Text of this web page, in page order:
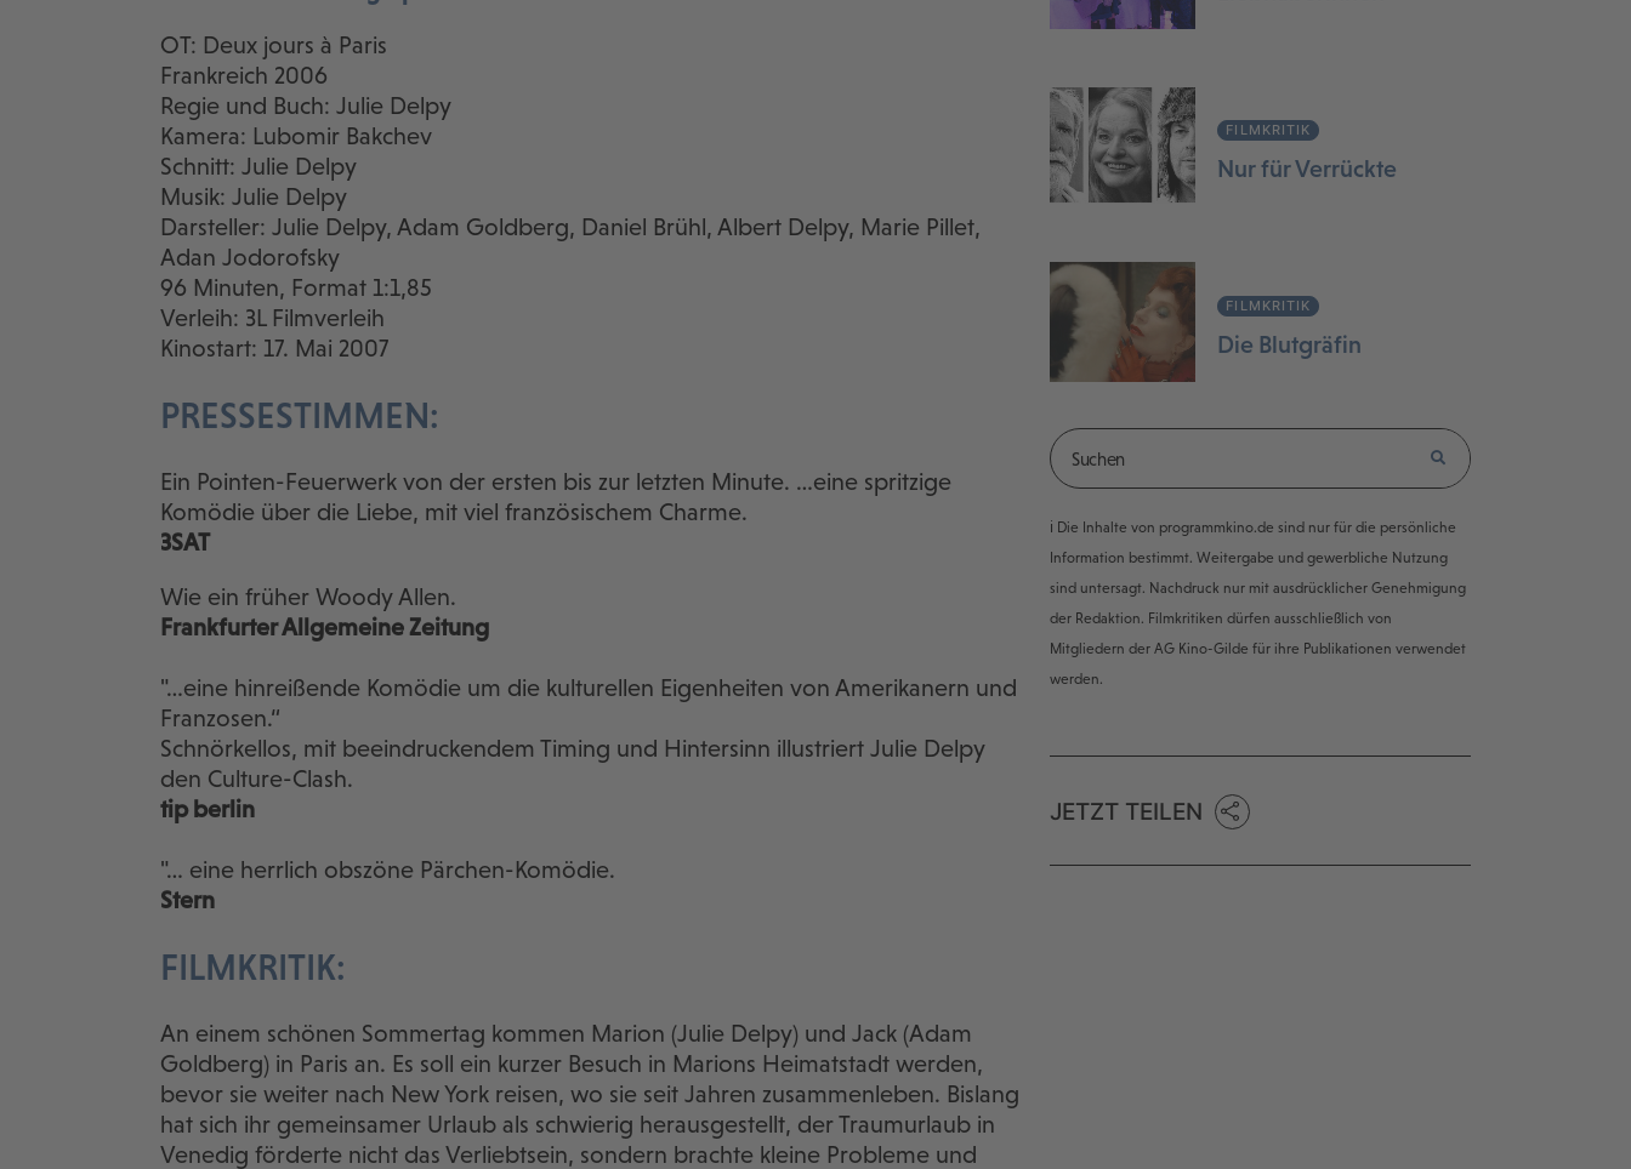
OT: Deux jours à Paris
Frankreich 2006
Regie und Buch: Julie Delpy
Kamera: Lubomir Bakchev
Schnitt: Julie Delpy
Musik: Julie Delpy
Darsteller: Julie Delpy, Adam Goldberg, Daniel Brühl, Albert Delpy, Marie Pillet,
Adan Jodorofsky
96 Minuten, Format 1:1,85
Verleih: 3L Filmverleih
Kinostart: 17. Mai 2007
PRESSESTIMMEN:
Ein Pointen-Feuerwerk von der ersten bis zur letzten Minute. …eine spritzige
Komödie über die Liebe, mit viel französischem Charme.
3SAT
Wie ein früher Woody Allen.
Frankfurter Allgemeine Zeitung
"…eine hinreißende Komödie um die kulturellen Eigenheiten von Amerikanern und
Franzosen.“
Schnörkellos, mit beeindruckendem Timing und Hintersinn illustriert Julie Delpy
den Culture-Clash.
tip berlin
"… eine herrlich obszöne Pärchen-Komödie.
Stern
FILMKRITIK:
An einem schönen Sommertag kommen Marion (Julie Delpy) und Jack (Adam
Goldberg) in Paris an. Es soll ein kurzer Besuch in Marions Heimatstadt werden,
bevor sie weiter nach New York reisen, wo sie seit Jahren zusammenleben. Bislang
hat sich ihr gemeinsamer Urlaub als schwierig herausgestellt, der Traumurlaub in
Venedig förderte nicht das Verliebtsein, sondern brachte kleine Probleme und
FILMKRITIK
Nur für Verrückte
FILMKRITIK
Die Blutgräfin
ℹ️ Die Inhalte von programmkino.de sind nur für die persönliche
Information bestimmt. Weitergabe und gewerbliche Nutzung
sind untersagt. Nachdruck nur mit ausdrücklicher Genehmigung
der Redaktion. Filmkritiken dürfen ausschließlich von
Mitgliedern der AG Kino-Gilde für ihre Publikationen verwendet
werden.
JETZT TEILEN